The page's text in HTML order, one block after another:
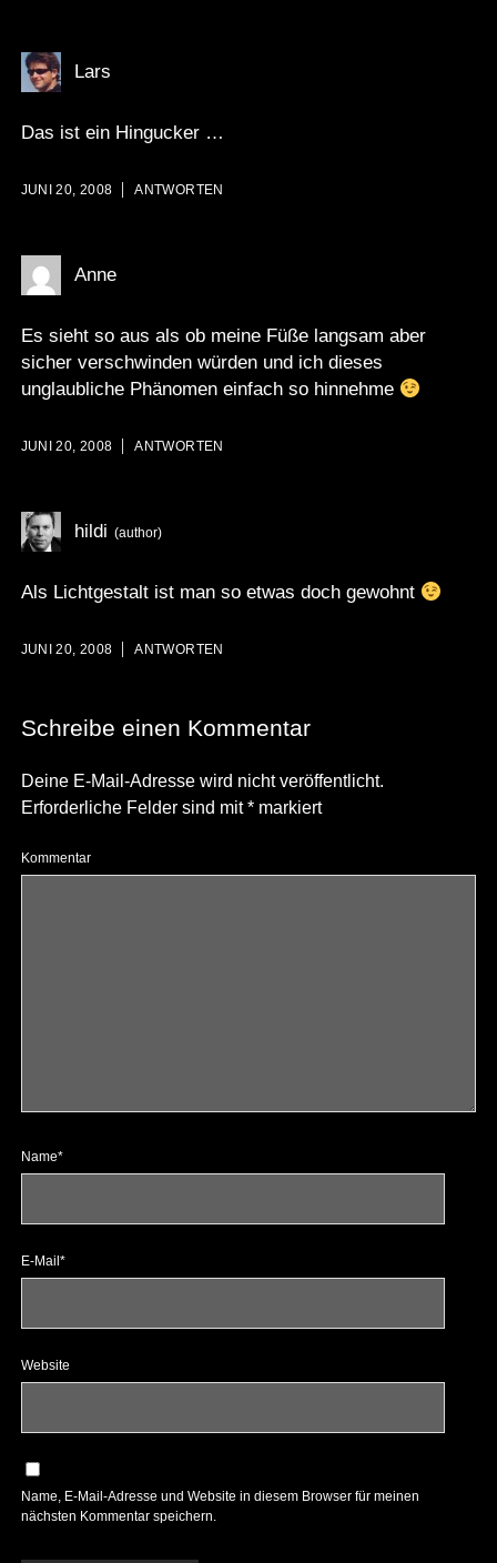
Lars
Das ist ein Hingucker …
JUNI 20, 2008 ANTWORTEN
Anne
Es sieht so aus als ob meine Füße langsam aber
sicher verschwinden würden und ich dieses
unglaubliche Phänomen einfach so hinnehme
JUNI 20, 2008 ANTWORTEN
hildi
Als Lichtgestalt ist man so etwas doch gewohnt
JUNI 20, 2008 ANTWORTEN
Schreibe einen Kommentar
Deine E-Mail-Adresse wird nicht veröffentlicht.
Erforderliche Felder sind mit*markiert
Kommentar
Name*
E-Mail*
Website
Name, E-Mail-Adresse und Website in diesem Browser für meinen
nächsten Kommentar speichern.